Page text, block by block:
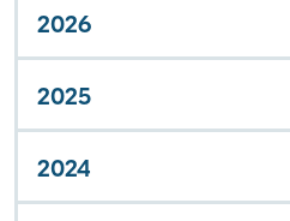
2026
2025
2024